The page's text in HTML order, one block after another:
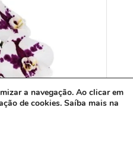
a navegação. Ao clicar em
de cookies. Saíba mais na